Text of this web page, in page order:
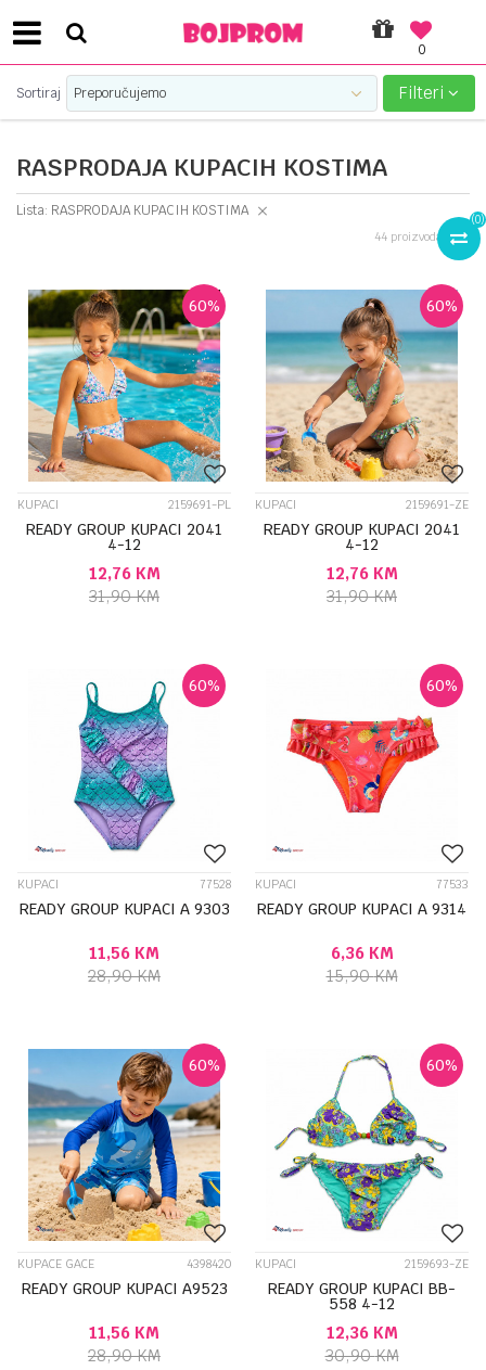
0
PLATI UNICREDIT KARTICOM NA RATE!
(0)
RASPRODAJA KUPACIH KOSTIMA
Sortiraj Filteri
Lista: RASPRODAJA KUPACIH KOSTIMA
44 proizvoda
60%
KUPACI 2159691-PL
READY GROUP KUPACI 2041
4-12
12,76 KM
31,90KM
60%
KUPACI 2159691-ZE
READY GROUP KUPACI 2041
4-12
12,76 KM
31,90KM
60%
KUPACI 77528
READY GROUP KUPACI A 9303
11,56 KM
28,90KM
60%
KUPACI 77533
READY GROUP KUPACI A 9314
6,36 KM
15,90KM
60%
KUPACE GACE 4398420
READY GROUP KUPACI A9523
11,56 KM
28,90KM
60%
KUPACI 2159693-ZE
READY GROUP KUPACI BB-
558 4-12
12,36 KM
30,90KM